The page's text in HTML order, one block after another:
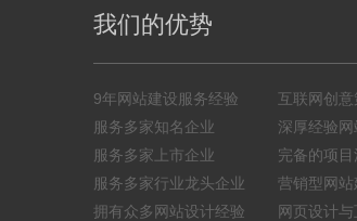
我们的优势
9年网站建设服务经验
服务多家知名企业
服务多家上市企业
服务多家行业龙头企业
拥有众多网站设计经验
互联网创
深厚经验网
完备的项
营销型网站
网页设计